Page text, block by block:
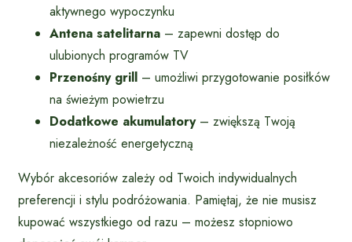
aktywnego wypoczynku
Antena satelitarna – zapewni dostęp do
ulubionych programów TV
Przenośny grill – umożliwi przygotowanie posiłków
na świeżym powietrzu
Dodatkowe akumulatory– zwiększą Twoją
niezależność energetyczną
Wybór akcesoriów zależy od Twoich indywidualnych
preferencji i stylu podróżowania. Pamiętaj, że nie musisz
kupować wszystkiego od razu – możesz stopniowo